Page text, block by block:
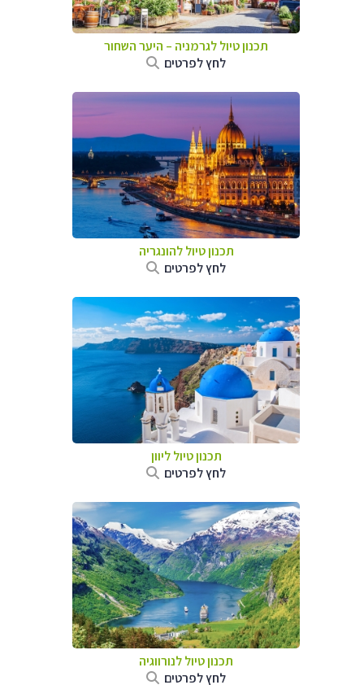
תכנון טיול לגרמניה – היער השחור
לחץ לפרטים
תכנון טיול להונגריה
לחץ לפרטים
תכנון טיול ליוון
לחץ לפרטים
תכנון טיול לנורווגיה
לחץ לפרטים